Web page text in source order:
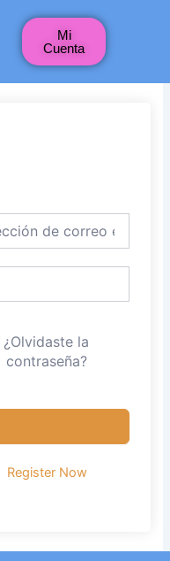
Mi
Cuenta
¿Olvidaste la
contraseña?
Register Now